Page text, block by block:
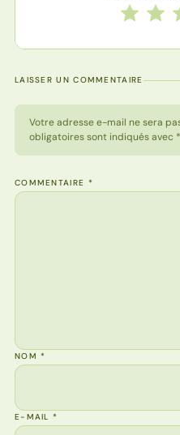
Notez2
1 étoile
LAISSER UN COMMENTAIRE
Votre adresse e-mail ne sera
obligatoires sont indiqués avec *
COMMENTAIRE *
NOM*
E-MAIL*